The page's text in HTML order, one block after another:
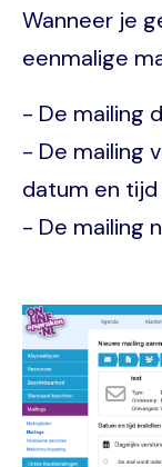
Wanneer je
eenmalige
- De mailing
- De mailing
datum en
- De mailing
Image